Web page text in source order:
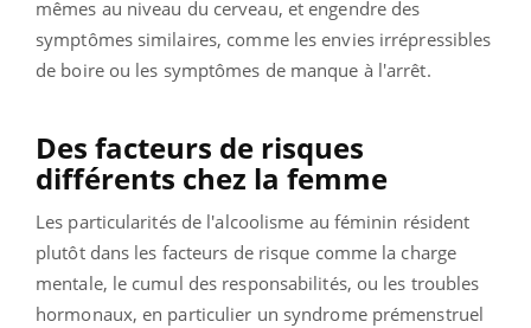
mêmes au niveau du cerveau, et engendre des
symptômes similaires, comme les envies irrépressibles
de boire ou les symptômes de manque à l'arrêt.
Des facteurs de risques
différents chez la femme
Les particularités de l'alcoolisme au féminin résident
plutôt dans les facteurs de risque comme la charge
mentale, le cumul des responsabilités, ou les troubles
hormonaux, en particulier un syndrome prémenstruel